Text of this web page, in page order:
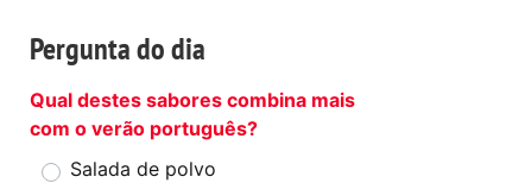
Pergunta do dia
Qual destes sabores combina mais
com o verão português?
Salada de polvo